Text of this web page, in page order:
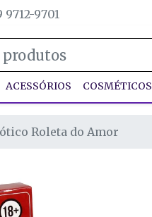
9712-9701
ACESSÓRIOS COSMÉTICOS
Roleta do Amor